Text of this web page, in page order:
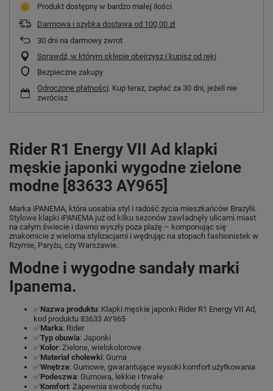
Produkt dostępny w bardzo małej ilości
Darmowa i szybka dostawa od 100,00 zł
30 dni na darmowy zwrot
Sprawdź, w którym sklepie obejrzysz i kupisz od ręki
Bezpieczne zakupy
Odroczone płatności. Kup teraz, zapłać za 30 dni, jeżeli nie
zwrócisz
Rider R1 Energy VII Ad klapki
męskie japonki wygodne zielone
modne [83633 AY965]
Marka iPANEMA, która uosabia styl i radość życia mieszkańców Brazylii.
Stylowe klapki iPANEMA już od kilku sezonów zawładnęły ulicami miast
na całym świecie i dawno wyszły poza plażę – komponując się
znakomicie z wieloma stylizacjami i wędrując na stopach fashionistek w
Rzymie, Paryżu, czy Warszawie.
Modne i wygodne sandały marki
Ipanema.
✅Nazwa produktu: Klapki męskie japonki Rider R1 Energy VII Ad,
kod produktu 83633 AY965
✅Marka: Rider
✅Typ obuwia: Japonki
✅Kolor: Zielone, wielokolorowe
✅Materiał cholewki: Guma
✅Wnętrze: Gumowe, gwarantujące wysoki komfort użytkowania
✅Podeszwa: Gumowa, lekkie i trwałe
✅Komfort: Zapewnia swobodę ruchu